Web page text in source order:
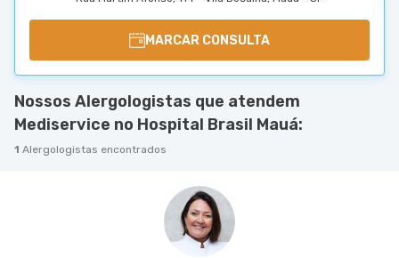
MARCAR CONSULTA
Nossos Alergologistas que atendem
Mediservice no Hospital Brasil Mauá:
1 Alergologistas encontrados